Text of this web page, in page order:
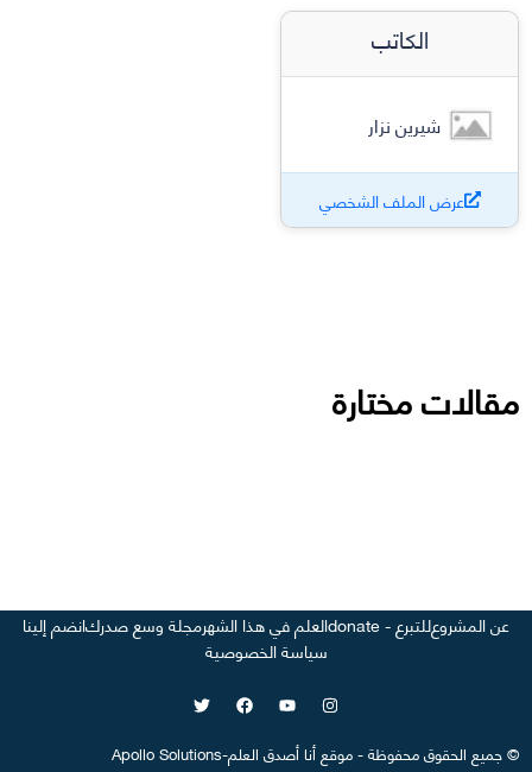
الكاتب
شيرين نزار
عرض الملف الشخصي
مقالات مختارة
عن المشروعللتبرع - donate العلم في هذا الشهرمجلة وسع صدركانضم إلينا
سياسة الخصوصية
©جميع الحقوق محفوظة-موقعأنا أصدق العلم-
Apollo Solutions